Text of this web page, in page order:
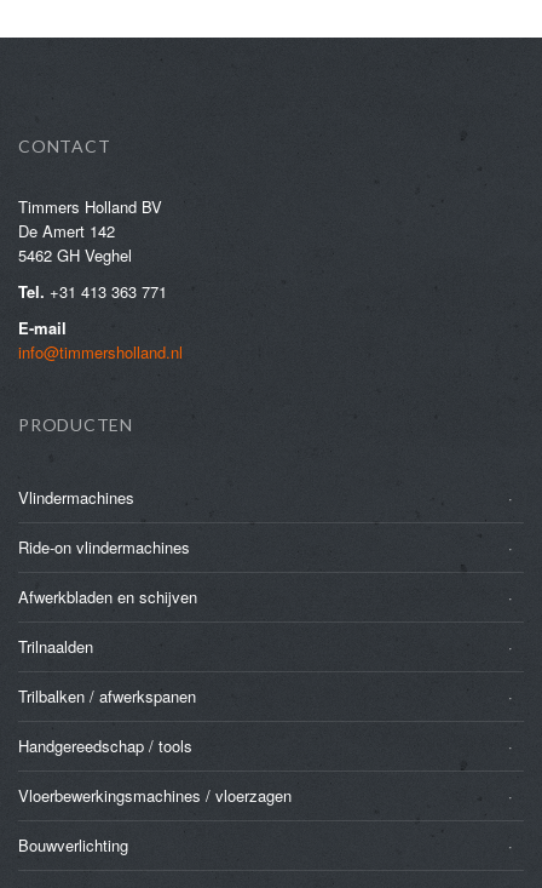
CONTACT
Timmers Holland BV
De Amert 142
5462 GH Veghel
Tel. +31 413 363 771
E-mail
info@timmersholland.nl
PRODUCTEN
Vlindermachines
Ride-on vlindermachines
Afwerkbladen en schijven
Trilnaalden
Trilbalken / afwerkspanen
Handgereedschap / tools
Vloerbewerkingsmachines / vloerzagen
Bouwverlichting